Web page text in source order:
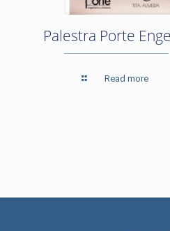
Palestra Porte
Read more